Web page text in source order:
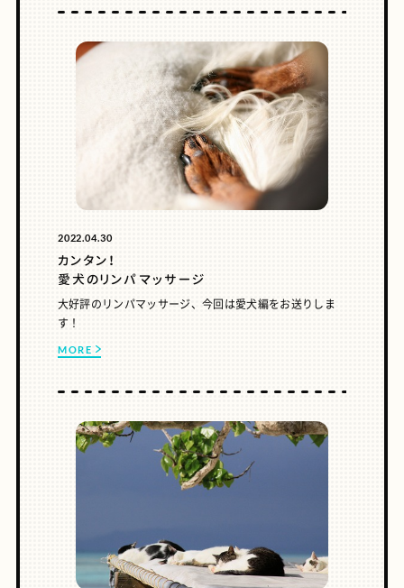
2022.04.30
カンタン！
愛犬のリンパマッサージ
大好評のリンパマッサージ、今回は愛犬編をお送りしま
す！
MORE